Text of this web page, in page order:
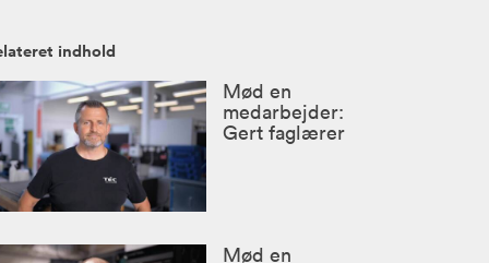
indhold
Mød en
medarbejder:
Gert faglærer
Mød en